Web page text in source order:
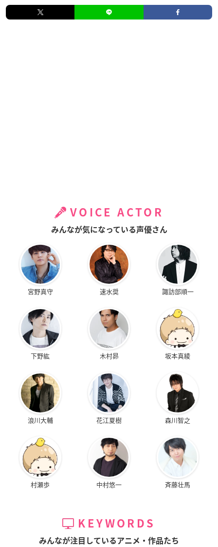
VOICE ACTOR
みんなが気になっている声優さん
宮野真守 速水奨 諏訪部順一
下野紘 木村昴 坂本真綾
浪川大輔 花江夏樹 森川智之
村瀬歩 中村悠一 斉藤壮馬
KEYWORDS
みんなが注目しているアニメ・作品たち